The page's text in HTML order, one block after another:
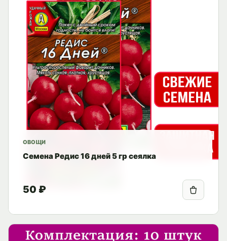
ОВОЩИ
Семена Редис 16 дней 5 гр сеялка
50 ₽